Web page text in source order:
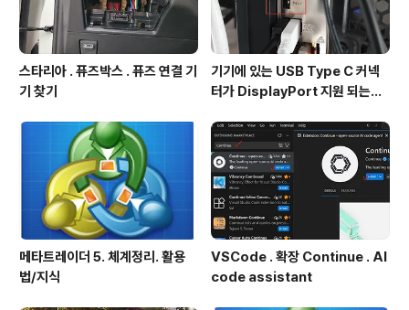
스타리아 . 퓨즈박스 . 퓨즈 연결 기
기 찾기
기기에 있는 USB Type C 커넥
터가 DisplayPort 지원 되는지
메타트레이더 5. 체계정리. 활용
법/지식
VSCode . 확장 Continue . AI
code assistant